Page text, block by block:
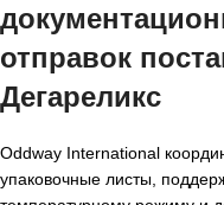
отправок
Дегареликс
Oddway International
упаковочные листы,